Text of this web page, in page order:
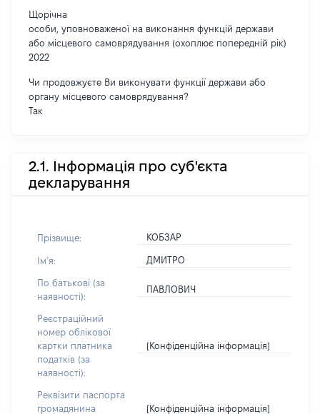
Щорічна
особи, уповноваженої на виконання функцій держави
або місцевого самоврядування (охоплює попередній рік)
2022
Чи продовжуєте Ви виконувати функції держави або
органу місцевого самоврядування?
Так
2.1. Інформація про суб'єкта
декларування
Прізвище: КОБЗАР
Імʼя: ДМИТРО
По батькові (за
наявності):
ПАВЛОВИЧ
Реєстраційний
номер облікової
картки платника
податків (за
наявності):
[Конфіденційна інформація]
Реквізити паспорта
громадянина
[Конфіденційна інформація]